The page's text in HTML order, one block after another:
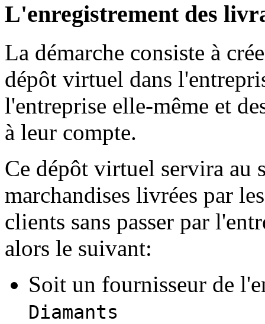
L'enregistrement des
La démarche consiste à
dépôt virtuel dans
l'entreprise elle-même et
à leur compte.
Ce dépôt virtuel servira au
marchandises livrées par
clients sans passer par
alors le suivant:
Soit un fournisseur de
Diamants